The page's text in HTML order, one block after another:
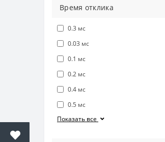
Время отклика
0.3 мс
0.03 мс
0.1 мс
0.2 мс
0.4 мс
0.5 мс
Показать все